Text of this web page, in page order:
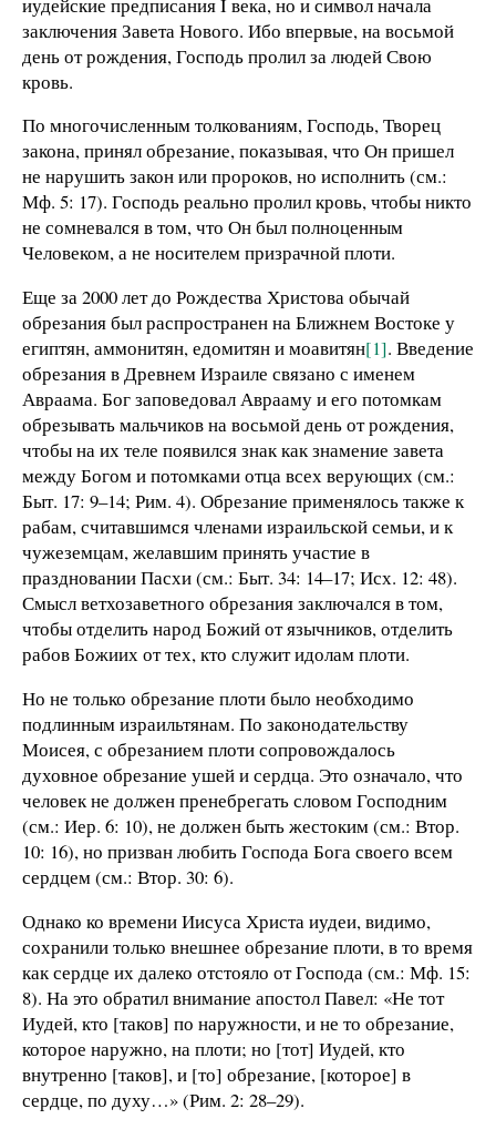
заключения Завета Нового. Ибо впервые, на восьмой
день от рождения, Господь пролил за людей Свою
кровь.
По многочисленным толкованиям, Господь, Творец
закона, принял обрезание, показывая, что Он пришел
не нарушить закон или пророков, но исполнить (см.:
Мф. 5: 17). Господь реально пролил кровь, чтобы никто
не сомневался в том, что Он был полноценным
Человеком, а не носителем призрачной плоти.
Еще за 2000 лет до Рождества Христова обычай
обрезания был распространен на Ближнем Востоке у
египтян, аммонитян, едомитян и моавитян[1]. Введение
обрезания в Древнем Израиле связано с именем
Авраама. Бог заповедовал Аврааму и его потомкам
обрезывать мальчиков на восьмой день от рождения,
чтобы на их теле появился знак как знамение завета
между Богом и потомками отца всех верующих (см.:
Быт. 17: 9–14; Рим. 4). Обрезание применялось также к
рабам, считавшимся членами израильской семьи, и к
чужеземцам, желавшим принять участие в
праздновании Пасхи (см.: Быт. 34: 14–17; Исх. 12: 48).
Смысл ветхозаветного обрезания заключался в том,
чтобы отделить народ Божий от язычников, отделить
рабов Божиих от тех, кто служит идолам плоти.
Но не только обрезание плоти было необходимо
подлинным израильтянам. По законодательству
Моисея, с обрезанием плоти сопровождалось
духовное обрезание ушей и сердца. Это означало, что
человек не должен пренебрегать словом Господним
(см.: Иер. 6: 10), не должен быть жестоким (см.: Втор.
10: 16), но призван любить Господа Бога своего всем
сердцем (см.: Втор. 30: 6).
Однако ко времени Иисуса Христа иудеи, видимо,
сохранили только внешнее обрезание плоти, в то время
как сердце их далеко отстояло от Господа (см.: Мф. 15:
8). На это обратил внимание апостол Павел: «Не тот
Иудей, кто [таков] по наружности, и не то обрезание,
которое наружно, на плоти; но [тот] Иудей, кто
внутренно [таков], и [то] обрезание, [которое] в
сердце, по духу…» (Рим. 2: 28–29).